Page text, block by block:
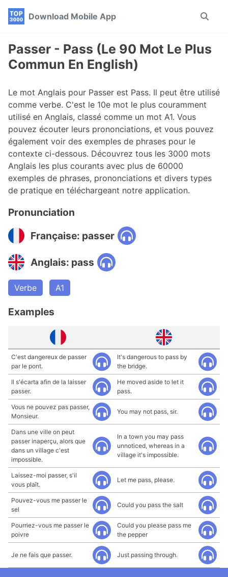
Skip
navigation
Skip
Skip
Download Mobile App
Toggle
Passer - Pass (Le 90 Mot Le Plus
Commun En English)
Le mot Anglais pour Passer est Pass. Il peut être utilisé
comme verbe. C'est le 10e mot le plus couramment
utilisé en Anglais, classé comme un mot A1. Vous
pouvez écouter leurs prononciations, et vous pouvez
également voir des exemples de phrases pour le
contexte ci-dessous. Découvrez tous les 3000 mots
Anglais les plus courants avec plus de 60000
exemples de phrases, prononciations et divers types
de pratique en téléchargeant notre application.
Pronunciation
Française: passer
Anglais: pass
Verbe A1
Examples
C'est dangereux de passer
par le pont.
It's dangerous to pass by
the bridge.
Il s'écarta afin de la laisser
passer.
He moved aside to let it
pass.
Vous ne pouvez pas passer,
Monsieur.
You may not pass, sir.
Dans une ville on peut
passer inaperçu, alors que
dans un village c'est
impossible.
In a town you may pass
unnoticed, whereas in a
village it's impossible.
Laissez-moi passer, s'il
vous plaît.
Let me pass, please.
Pouvez-vous me passer le
sel
Could you pass the salt
Pourriez-vous me passer le
poivre
Could you please pass me
the pepper
Je ne fais que passer. Just passing through.